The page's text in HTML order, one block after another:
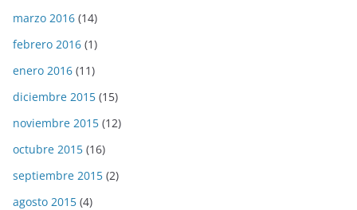
marzo 2016 (14)
febrero 2016 (1)
enero 2016 (11)
diciembre 2015 (15)
noviembre 2015 (12)
octubre 2015 (16)
septiembre 2015 (2)
agosto 2015 (4)